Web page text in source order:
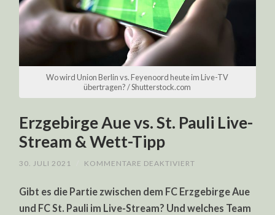
Wo wird Union Berlin vs. Feyenoord heute im Live-TV
übertragen? / Shutterstock.com
Erzgebirge Aue vs. St. Pauli Live-
Stream & Wett-Tipp
30. JULI 2021 KOMMENTARE DEAKTIVIERT
VS.
ST.
PAULI
Gibt es die Partie zwischen dem FC Erzgebirge Aue
und FC St. Pauli im Live-Stream? Und welches Team